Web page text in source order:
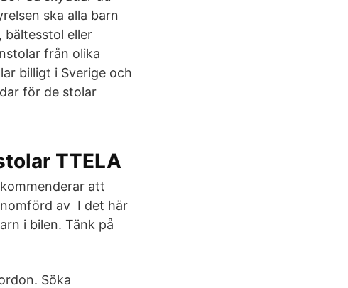
ska alla barn
bältesstol eller
från olika
billigt i Sverige och
för de stolar
TTELA
att
av I det här
i bilen. Tänk på
Söka